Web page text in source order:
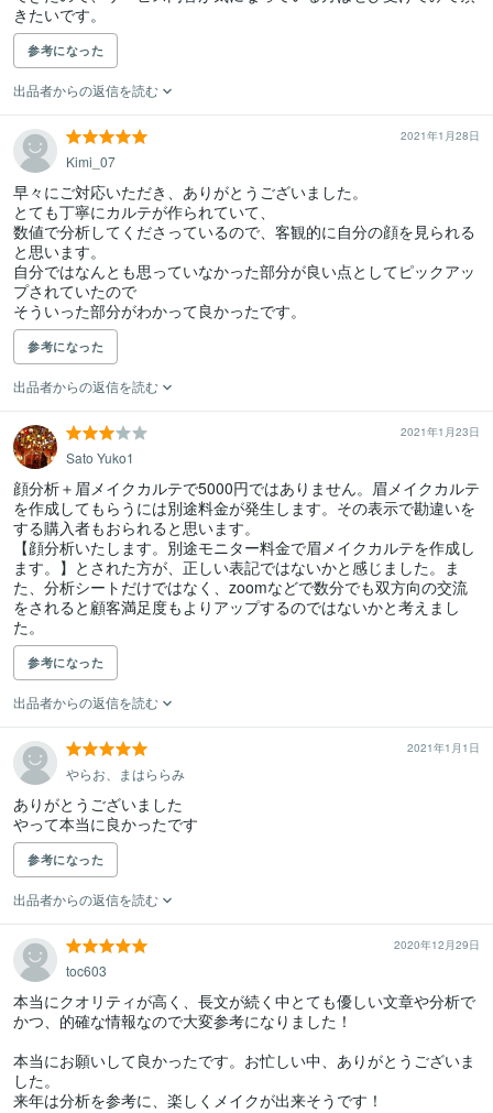
きたいです。
参考になった
出品者からの返信を読む
2021年1月28日
Kimi_07
早々にご対応いただき、ありがとうございました。
とても丁寧にカルテが作られていて、
数値で分析してくださっているので、客観的に自分の顔を見られる
と思います。
自分ではなんとも思っていなかった部分が良い点としてピックアッ
プされていたので
そういった部分がわかって良かったです。
参考になった
出品者からの返信を読む
2021年1月23日
Sato Yuko1
顔分析＋眉メイクカルテで5000円ではありません。眉メイクカルテ
を作成してもらうには別途料金が発生します。その表示で勘違いを
する購入者もおられると思います。
【顔分析いたします。別途モニター料金で眉メイクカルテを作成し
ます。】とされた方が、正しい表記ではないかと感じました。ま
た、分析シートだけではなく、zoomなどで数分でも双方向の交流
をされると顧客満足度もよりアップするのではないかと考えまし
た。
参考になった
出品者からの返信を読む
2021年1月1日
やらお、まはららみ
ありがとうございました
やって本当に良かったです
参考になった
出品者からの返信を読む
2020年12月29日
toc603
本当にクオリティが高く、長文が続く中とても優しい文章や分析で
かつ、的確な情報なので大変参考になりました！
本当にお願いして良かったです。お忙しい中、ありがとうございま
した。
来年は分析を参考に、楽しくメイクが出来そうです！